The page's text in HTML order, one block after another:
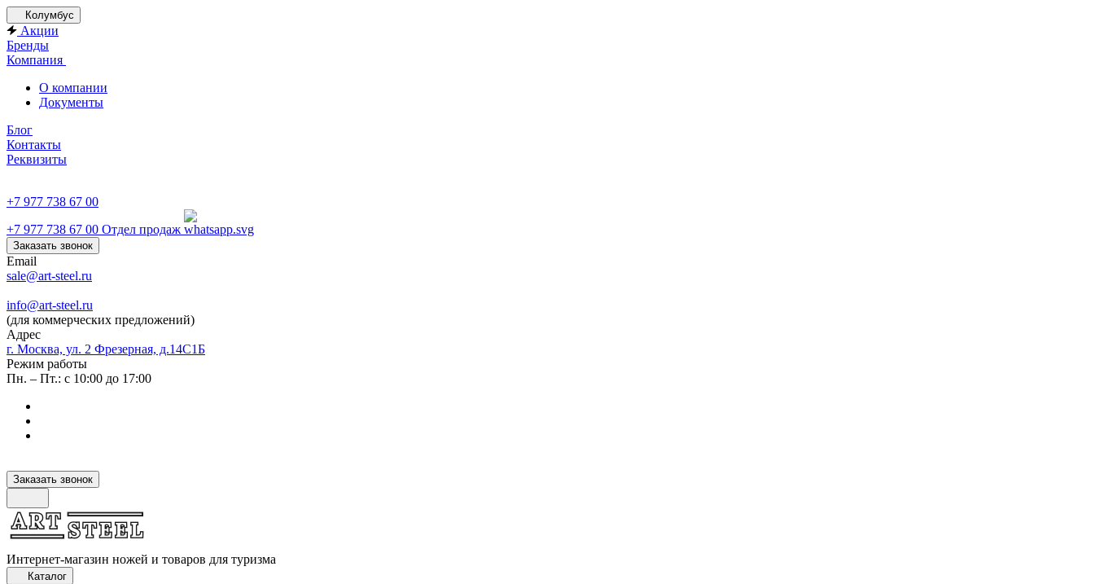
Колумбус
Акции
Бренды
Компания
О компании
Документы
Блог
Контакты
Реквизиты
+7 977 738 67 00
+7 977 738 67 00 Отдел продаж
Заказать звонок
Email
sale@art-steel.ru
info@art-steel.ru
(для коммерческих предложений)
Адрес
г. Москва, ул. 2 Фрезерная, д.14С1Б
Режим работы
Пн. – Пт.: с 10:00 до 17:00
Заказать звонок
Интернет-магазин ножей и товаров для туризма
Каталог